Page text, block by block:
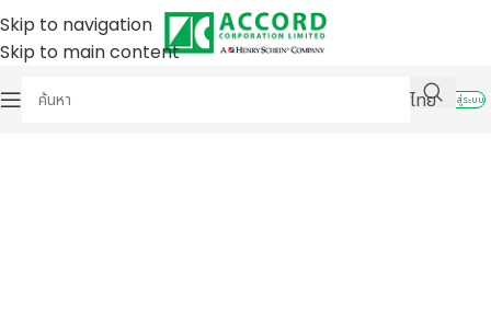
Skip to navigation
Skip to main content
ไทย
เข้าสู่ระบบ